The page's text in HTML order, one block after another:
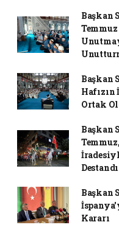
Başkan
Temmuz
Başkan
Hafızın
Ortak
Başkan
Başkan
Kararı